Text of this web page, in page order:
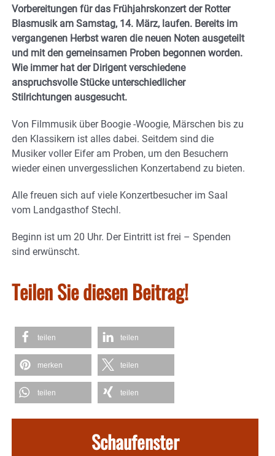
Vorbereitungen für das Frühjahrskonzert der Rotter
Blasmusik am Samstag, 14. März, laufen. Bereits im
vergangenen Herbst waren die neuen Noten ausgeteilt
und mit den gemeinsamen Proben begonnen worden.
Wie immer hat der Dirigent verschiedene
anspruchsvolle Stücke unterschiedlicher
Stilrichtungen ausgesucht.
Von Filmmusik über Boogie -Woogie, Märschen bis zu
den Klassikern ist alles dabei. Seitdem sind die
Musiker voller Eifer am Proben, um den Besuchern
wieder einen unvergesslichen Konzertabend zu bieten.
Alle freuen sich auf viele Konzertbesucher im Saal
vom Landgasthof Stechl.
Beginn ist um 20 Uhr. Der Eintritt ist frei – Spenden
sind erwünscht.
Teilen Sie diesen Beitrag!
teilen teilen
merken teilen
teilen teilen
Schaufenster